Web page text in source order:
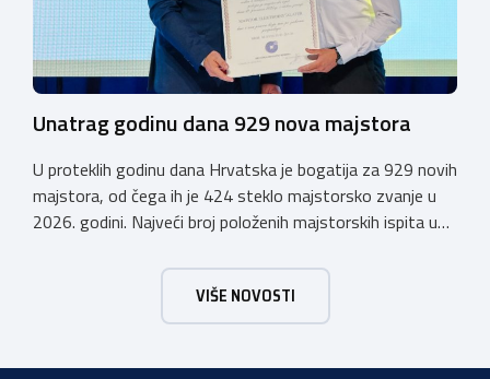
Unatrag godinu dana 929 nova majstora
U proteklih godinu dana Hrvatska je bogatija za 929 novih
majstora, od čega ih je 424 steklo majstorsko zvanje u
2026. godini. Najveći broj položenih majstorskih ispita u
majstor elektroinstalater, majstor frizer, majstor
vodoinstalatera, instalatera grijanja i klimatizacije te
majstora automehaničara. Najveći broj navedenih
VIŠE NOVOSTI